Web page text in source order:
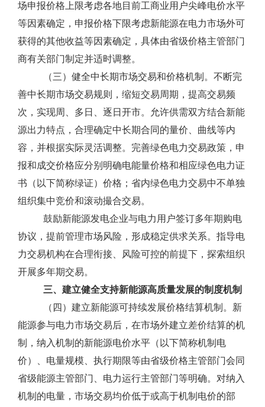
场申报价格上限考虑各地目前工商业用户尖峰电价水平
等因素确定，申报价格下限考虑新能源在电力市场外可
获得的其他收益等因素确定，具体由省级价格主管部门
商有关部门制定并适时调整。
（三）健全中长期市场交易和价格机制。不断完
善中长期市场交易规则，缩短交易周期，提高交易频
次，实现周、多日、逐日开市。允许供需双方结合新能
源出力特点，合理确定中长期合同的量价、曲线等内
容，并根据实际灵活调整。完善绿色电力交易政策，申
报和成交价格应分别明确电能量价格和相应绿色电力证
书（以下简称绿证）价格；省内绿色电力交易中不单独
组织集中竞价和滚动撮合交易。
鼓励新能源发电企业与电力用户签订多年期购电
协议，提前管理市场风险，形成稳定供求关系。指导电
力交易机构在合理衔接、风险可控的前提下，探索组织
开展多年期交易。
三、建立健全支持新能源高质量发展的制度机制
（四）建立新能源可持续发展价格结算机制。新
能源参与电力市场交易后，在市场外建立差价结算的机
制，纳入机制的新能源电价水平（以下简称机制电
价）、电量规模、执行期限等由省级价格主管部门会同
省级能源主管部门、电力运行主管部门等明确。对纳入
机制的电量，市场交易均价低于或高于机制电价的部